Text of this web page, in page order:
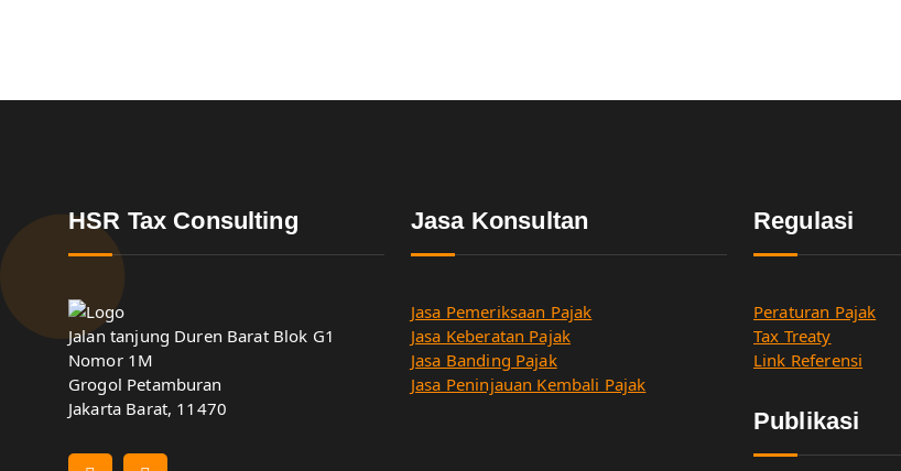
HSR Tax Consulting
Jalan tanjung Duren Barat Blok G1
Nomor 1M
Grogol Petamburan
Jakarta Barat, 11470
Jasa Konsultan
Jasa Pemeriksaan Pajak
Jasa Keberatan Pajak
Jasa Banding Pajak
Jasa Peninjauan Kembali Pajak
Regulasi
Peraturan Pajak
Tax Treaty
Link Referensi
Publikasi